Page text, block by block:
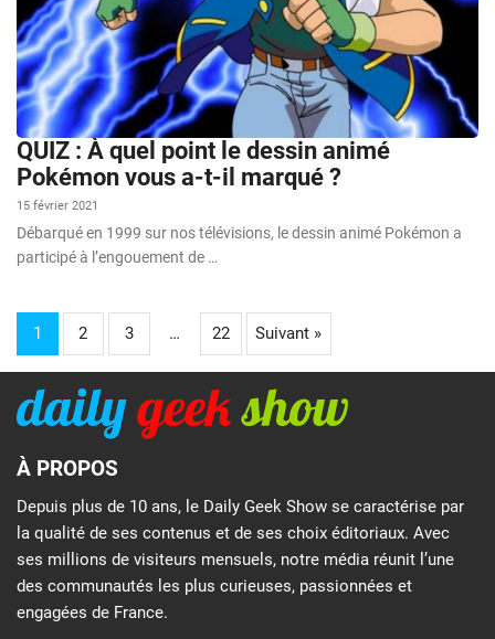
QUIZ : À quel point le dessin animé
Pokémon vous a-t-il marqué ?
15 février 2021
Débarqué en 1999 sur nos télévisions, le dessin animé Pokémon a
participé à l’engouement de …
1 2 3 … 22 Suivant »
À PROPOS
Depuis plus de 10 ans, le Daily Geek Show se caractérise par
la qualité de ses contenus et de ses choix éditoriaux. Avec
ses millions de visiteurs mensuels, notre média réunit l’une
des communautés les plus curieuses, passionnées et
engagées de France.